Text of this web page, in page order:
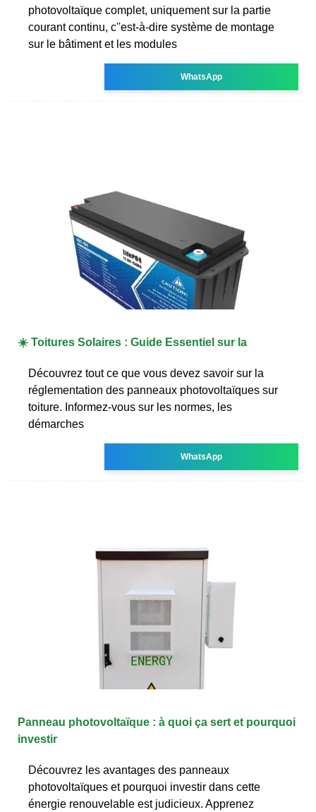
photovoltaïque complet, uniquement sur la partie
courant continu, c''est-à-dire système de montage
sur le bâtiment et les modules
WhatsApp
☀️ Toitures Solaires : Guide Essentiel sur la
Découvrez tout ce que vous devez savoir sur la
réglementation des panneaux photovoltaïques sur
toiture. Informez-vous sur les normes, les
démarches
WhatsApp
Panneau photovoltaïque : à quoi ça sert et pourquoi
investir
Découvrez les avantages des panneaux
photovoltaïques et pourquoi investir dans cette
énergie renouvelable est judicieux. Apprenez